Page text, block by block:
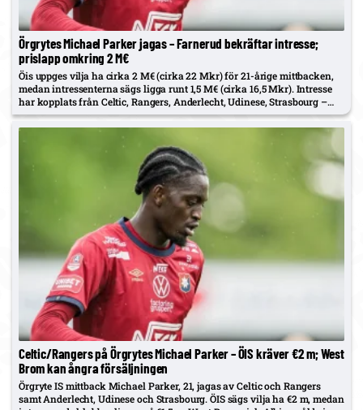
Örgrytes Michael Parker jagas – Farnerud bekräftar intresse;
prislapp omkring 2 M€
Öis uppges vilja ha cirka 2 M€ (cirka 22 Mkr) för 21-årige mittbacken,
medan intressenterna sägs ligga runt 1,5 M€ (cirka 16,5 Mkr). Intresse
har kopplats från Celtic, Rangers, Anderlecht, Udinese, Strasbourg –
samt FCK, Sunderland, Newcastle och Brentford. Farnerud:…
Celtic/Rangers på Örgrytes Michael Parker – ÖIS kräver €2 m; West
Brom kan ångra försäljningen
Örgryte IS mittback Michael Parker, 21, jagas av Celtic och Rangers
samt Anderlecht, Udinese och Strasbourg. ÖIS sägs vilja ha €2 m, medan